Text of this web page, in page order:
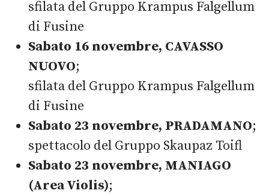
sfilata del Gruppo Krampus Falgellum
di Fusine
Sabato 16 novembre, CAVASSO
NUOVO;
sfilata del Gruppo Krampus Falgellum
di Fusine
Sabato 23 novembre, PRADAMANO;
spettacolo del Gruppo Skaupaz Toifl
Sabato 23 novembre, MANIAGO
(Area Violis);